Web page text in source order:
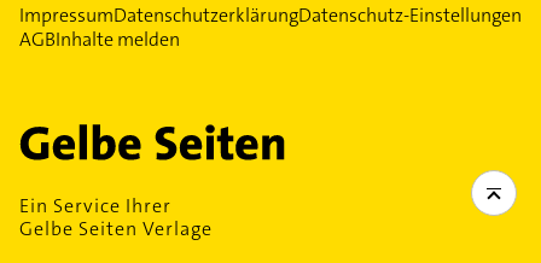
ImpressumDatenschutzerklärungDatenschutz-Einstellungen
AGBInhalte melden
Ein Service Ihrer
Gelbe Seiten Verlage